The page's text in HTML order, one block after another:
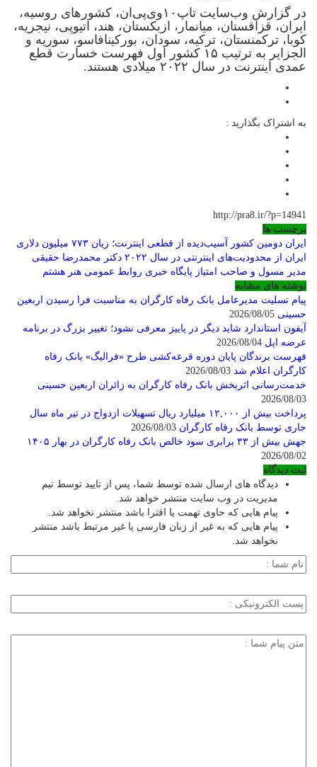
در گزارش وب‌سایت تاپ۱۰‌وی‌پی‌ان، کشورهای روسیه،
ایران، قزاقستان، میانمار، ازبکستان، هند، اتیوپی، نیجریه،
کوبا، ترکمنستان، ترکیه، سودان، بورکینافاسو، سوریه و
الجزایر به ترتیب ۱۵ کشور اول فهرست خسارت قطع
عمدی اینترنت در سال ۲۰۲۲ میلادی هستند.
به اشتراک بگذارید :
http://pra8.ir/?p=14941
برچسب ها
ایران دومین کشور آسیب‌دیده از قطعی اینترنت؛ زیان ۷۷۳ میلیون دلاری
ایران از محدودیت‌های اینترنتی در سال ۲۰۲۲
دکتر محمدرضا حقیقی
مدیر مسول و صاحب امتیاز پایگاه خبری روابط عمومی هنر هشتم
نوشته های مشابه
پیام تسلیت مدیرعامل بانک رفاه کارگران به مناسبت فرا رسیدن اربعین
حسینی
آیفون استاندارد شاید دیگر در پاییز معرفی نشود؛ تغییر بزرگ در برنامه
عرضه اپل
فهرست برندگان پایان دوره قرعه‌کشی طرح «فرالیگ» بانک رفاه
کارگران اعلام شد
خدمت‌رسانی اثربخش بانک رفاه کارگران به زائران اربعین حسینی
2026/08/03
پرداخت بیش از ۱۲,۰۰۰ میلیارد ریال تسهیلات ازدواج در تیر ماه سال
جاری توسط بانک رفاه کارگران
جهش بیش از ۳۳ برابری سود خالص بانک رفاه کارگران در بهار ۱۴۰۵
2026/08/02
ثبت دیدگاه
دیدگاه های ارسال شده توسط شما، پس از تایید توسط تیم
مدیریت در وب سایت منتشر خواهد شد.
پیام هایی که حاوی تهمت یا افترا باشد منتشر نخواهد شد.
پیام هایی که به غیر از زبان فارسی یا غیر مرتبط باشد منتشر
نخواهد شد.